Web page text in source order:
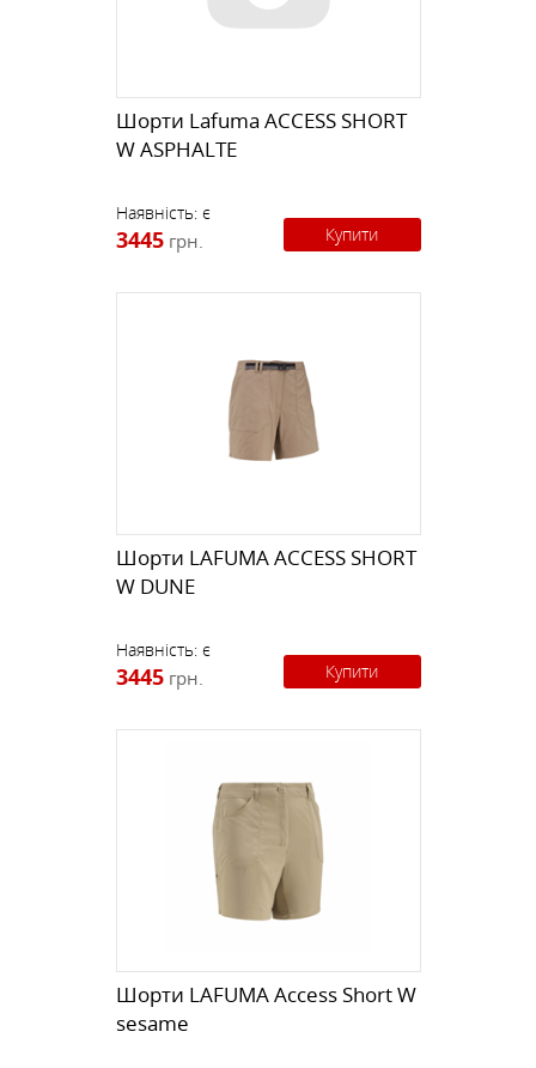
Шорти Lafuma ACCESS SHORT
W ASPHALTE
Наявність: є
3445 грн. Купити
Шорти LAFUMA ACCESS SHORT
W DUNE
Наявність: є
3445 грн. Купити
Шорти LAFUMA Access Short W
sesame